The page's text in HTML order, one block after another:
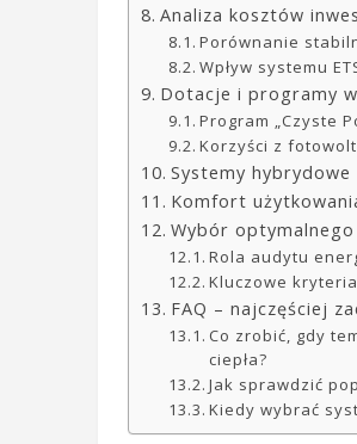
Analiza kosztów
Porównanie
Wpływ systemu
Dotacje i programy
Program „Czyste
Korzyści z
Systemy hybrydowe
Komfort
Wybór
Rola audytu
Kluczowe
FAQ – najczęściej
Co zrobić, gdy
ciepła?
Jak sprawdzić
Kiedy wybrać